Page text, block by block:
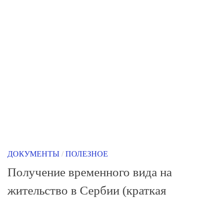
ДОКУМЕНТЫ / ПОЛЕЗНОЕ
Получение временного вида на
жительство в Сербии (краткая